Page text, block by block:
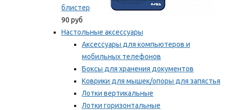
блистер
90 руб
Настольные аксессуары
Аксессуары для компьютеров и
мобильных телефонов
Боксы для хранения документов
Коврики для мышек/опоры для запястья
Лотки вертикальные
Лотки горизонтальные